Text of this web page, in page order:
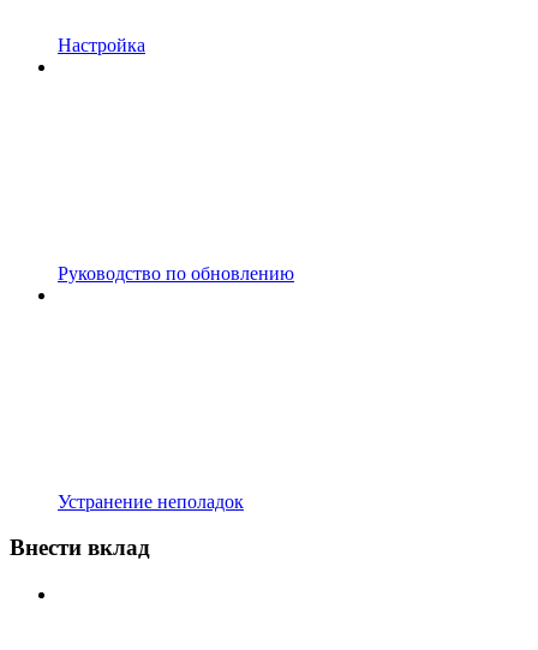
Настройка
Руководство по обновлению
Устранение неполадок
Внести вклад